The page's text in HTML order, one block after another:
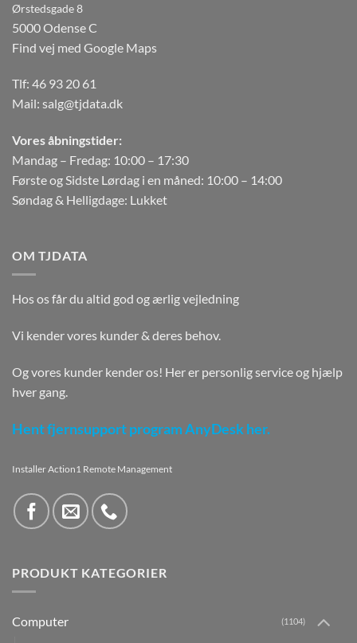
Ørstedsgade 8
5000 Odense C
Find vej med Google Maps
Tlf: 46 93 20 61
Mail: salg@tjdata.dk
Vores åbningstider:
Mandag – Fredag: 10:00 – 17:30
Første og Sidste Lørdag i en måned: 10:00 – 14:00
Søndag & Helligdage: Lukket
OM TJDATA
Hos os får du altid god og ærlig vejledning
Vi kender vores kunder & deres behov.
Og vores kunder kender os! Her er personlig service og hjælp
hver gang.
Hent fjernsupport program AnyDesk her.
Installer Action1 Remote Management
PRODUKT KATEGORIER
Computer (1104)